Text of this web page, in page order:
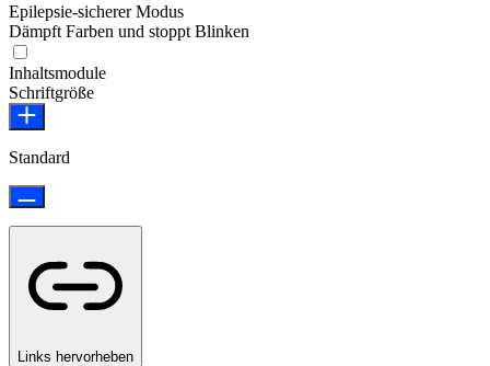
Epilepsie-sicherer Modus
Dämpft Farben und stoppt Blinken
Inhaltsmodule
Schriftgröße
Standard
Links hervorheben